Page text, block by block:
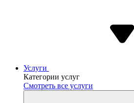
Услуги
Категории услуг
Смотреть все услуги